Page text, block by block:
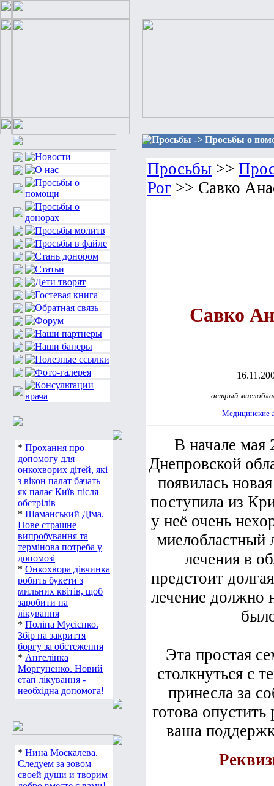
* Прохання про
допомогу для
онкохворих дітей, які
з вікон палат бачать
як палає Київ після
обстрілів
* Шаманський Діма.
Нове страшне
випробування та
термінова потреба у
допомозі
* Онкохвора дівчинка
робить букети з
мильних квітів, щоб
заробити на
лікування
* Поліна Мусієнко.
Збір на закриття
боргу за обстеження
* Ангелінка
Моргуненко. Новий
етап лікування -
необхідна допомога!
* Нина Москалева.
Следуем за зовом
своей души и творим
Просьбы -> Просьбы о
Просьбы >>
Рог >> Савко
Савко
острый
Медицинские
В начале мая
Днепровской
появилась
поступила из
у неё очень
миелобластный
лечения в
предстоит
лечение должно
Эта простая
столкнуться с
принесла за
готова
ваша